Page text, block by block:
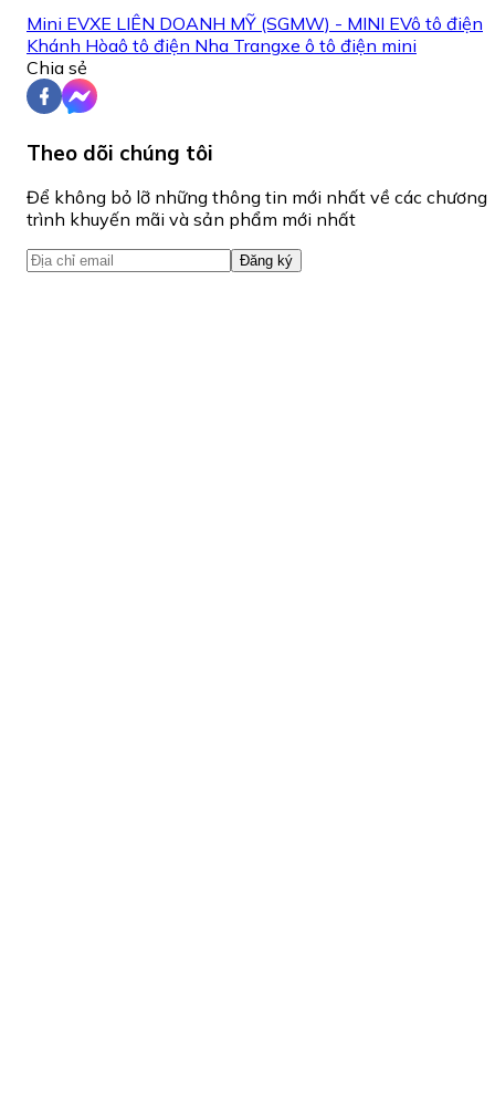
Mini EVXE LIÊN DOANH MỸ (SGMW) - MINI EVô tô điện
Khánh Hòaô tô điện Nha Trangxe ô tô điện mini
Chia sẻ
Theo dõi chúng tôi
Để không bỏ lỡ những thông tin mới nhất về các chương
trình khuyến mãi và sản phẩm mới nhất